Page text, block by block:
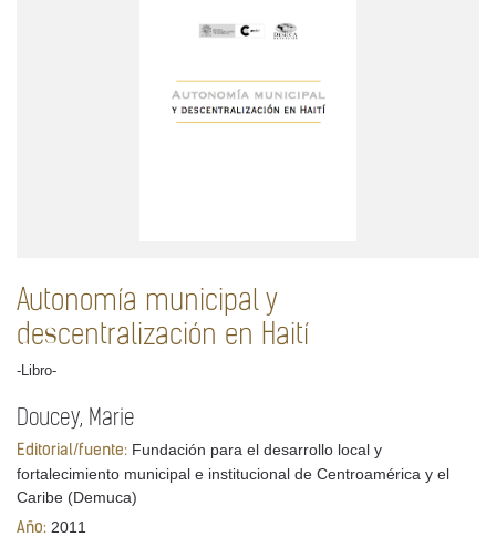
Autonomía municipal y
descentralización en Haití
-Libro-
Doucey, Marie
Editorial/fuente: Fundación para el desarrollo local y
fortalecimiento municipal e institucional de Centroamérica y el
Caribe (Demuca)
Año: 2011